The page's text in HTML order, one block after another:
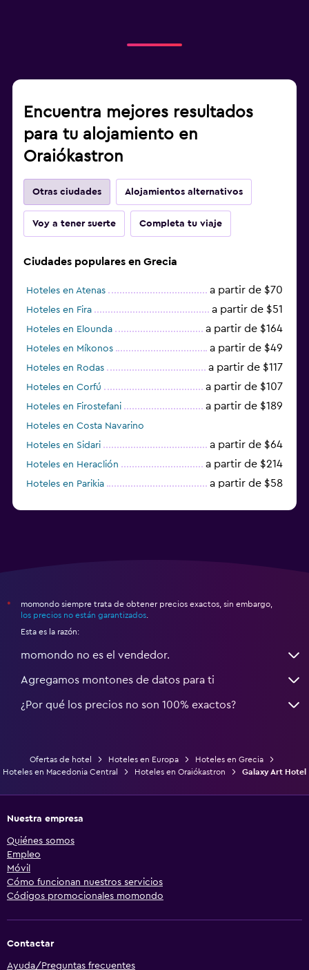
Encuentra mejores resultados
para tu alojamiento en
Oraiókastron
Otras ciudades Alojamientos alternativos
Voy a tener suerte Completa tu viaje
Ciudades populares en Grecia
Hoteles en Atenas a partir de $70
Hoteles en Fira a partir de $51
Hoteles en Elounda a partir de $164
Hoteles en Míkonos a partir de $49
Hoteles en Rodas a partir de $117
Hoteles en Corfú a partir de $107
Hoteles en Firostefani a partir de $189
Hoteles en Costa Navarino
Hoteles en Sidari
a partir de $64
Hoteles en Heraclión a partir de $214
Hoteles en Parikia a partir de $58
*
momondo siempre trata de obtener precios exactos, sin embargo,
los precios no están garantizados
Esta es la razón:
momondo no es el vendedor.
Agregamos montones de datos para ti
¿Por qué los precios no son 100% exactos?
Ofertas de hotel Hoteles en Europa
Hoteles en Grecia
Hoteles en Macedonia Central
Hoteles en Oraiókastron Galaxy Art Hotel
Nuestra empresa
Quiénes somos
Empleo
Móvil
Cómo funcionan nuestros servicios
Códigos promocionales momondo
Contactar
Ayuda/Preguntas frecuentes